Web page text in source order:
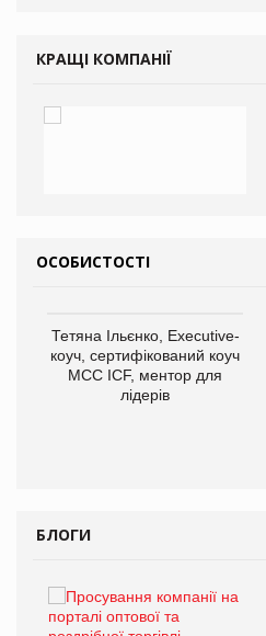
КРАЩІ КОМПАНІЇ
ОСОБИСТОСТІ
Тетяна Ільєнко, Executive-
коуч, сертифікований коуч
МСС ICF, ментор для
лідерів
БЛОГИ